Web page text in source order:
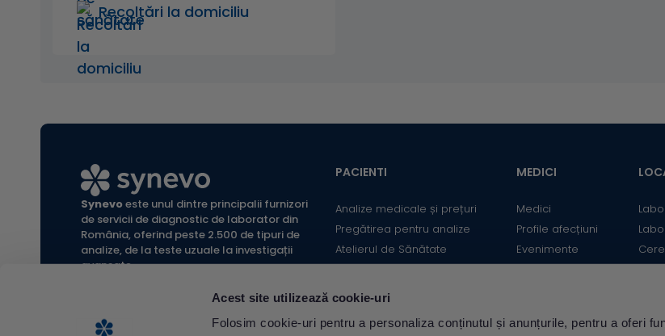
Acest site utilizează cookie-uri
Folosim cookie-uri pentru a personaliza conținutul și anunțurile, pentru a oferi
Recoltări la domiciliu
Synevoeste unul dintre principalii furnizori
de servicii de diagnostic de laborator din
România, oferind peste 2.500 de tipuri de
analize, de la teste uzuale la investigații
avansate.
Termeni și condiții website |
PACIENTI
Analize medicale și prețuri
Pregătirea pentru analize
Atelierul de Sănătate
Informații utile
Locații
MEDICI
Medici
Profile afecțiuni
Evenimente
Informații medicale